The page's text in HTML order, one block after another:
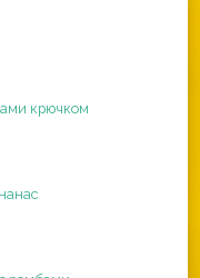
крючком